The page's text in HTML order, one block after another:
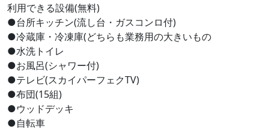
利用できる設備(無料)
●台所キッチン(流し台・ガスコンロ付)
●冷蔵庫・冷凍庫(どちらも業務用の大きいもの
●水洗トイレ
●お風呂(シャワー付)
●テレビ(スカイパーフェクTV)
●布団(15組)
●ウッドデッキ
●自転車